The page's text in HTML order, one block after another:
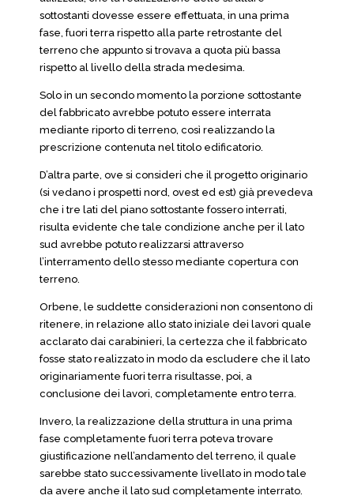
sottostanti dovesse essere effettuata, in una prima
fase, fuori terra rispetto alla parte retrostante del
terreno che appunto si trovava a quota più bassa
rispetto al livello della strada medesima.
Solo in un secondo momento la porzione sottostante
del fabbricato avrebbe potuto essere interrata
mediante riporto di terreno, così realizzando la
prescrizione contenuta nel titolo edificatorio.
D’altra parte, ove si consideri che il progetto originario
(si vedano i prospetti nord, ovest ed est) già prevedeva
che i tre lati del piano sottostante fossero interrati,
risulta evidente che tale condizione anche per il lato
sud avrebbe potuto realizzarsi attraverso
l’interramento dello stesso mediante copertura con
terreno.
Orbene, le suddette considerazioni non consentono di
ritenere, in relazione allo stato iniziale dei lavori quale
acclarato dai carabinieri, la certezza che il fabbricato
fosse stato realizzato in modo da escludere che il lato
originariamente fuori terra risultasse, poi, a
conclusione dei lavori, completamente entro terra.
Invero, la realizzazione della struttura in una prima
fase completamente fuori terra poteva trovare
giustificazione nell’andamento del terreno, il quale
sarebbe stato successivamente livellato in modo tale
da avere anche il lato sud completamente interrato.